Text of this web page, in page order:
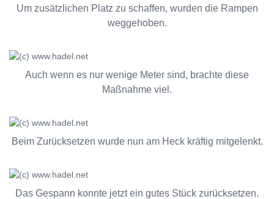
Um zusätzlichen Platz zu schaffen, wurden die Rampen
weggehoben.
Auch wenn es nur wenige Meter sind, brachte diese
Maßnahme viel.
Beim Zurücksetzen wurde nun am Heck kräftig mitgelenkt.
Das Gespann konnte jetzt ein gutes Stück zurücksetzen.